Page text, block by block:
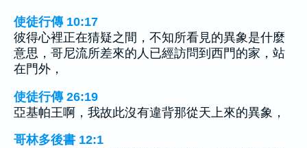
使徒行傳 10:17
彼得心裡正在猜疑之間，不知所看見的異象是什麼
意思，哥尼流所差來的人已經訪問到西門的家，站
在門外，
使徒行傳 26:19
亞基帕王啊，我故此沒有違背那從天上來的異象，
哥林多後書 12:1